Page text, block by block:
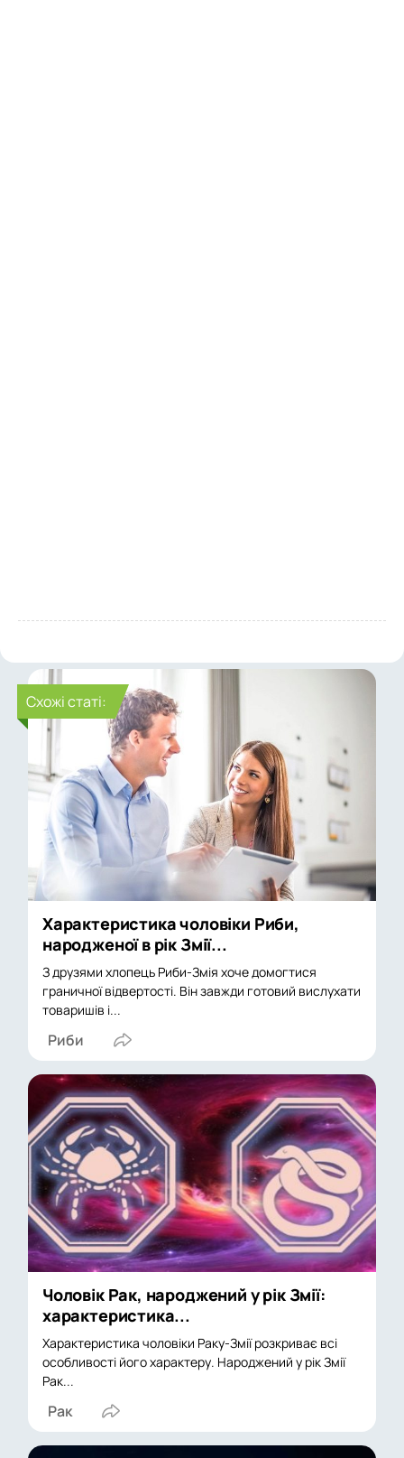
Cхожі статі:
Характеристика чоловіки Риби,
народженої в рік Змії...
З друзями хлопець Риби-Змія хоче домогтися
граничної відвертості. Він завжди готовий вислухати
товаришів і...
Риби
Чоловік Рак, народжений у рік Змії:
характеристика...
Характеристика чоловіки Раку-Змії розкриває всі
особливості його характеру. Народжений у рік Змії
Рак...
Рак